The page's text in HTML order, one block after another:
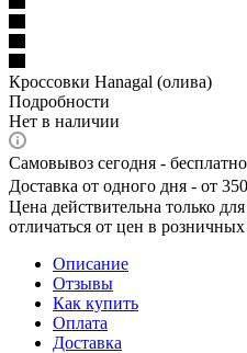
Кроссовки Hanagal (олива)
Подробности
Нет в наличии
Самовывоз сегодня - бесплатно
Доставка от одного дня - от
Цена действительна только
отличаться от цен в
Описание
Отзывы
Как купить
Оплата
Доставка